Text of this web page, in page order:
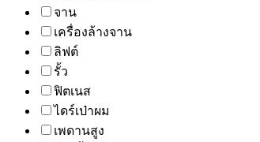
จาน
เครื่องล้างจาน
ลิฟต์
รั้ว
ฟิตเนส
ไดร์เป่าผม
เพดานสูง